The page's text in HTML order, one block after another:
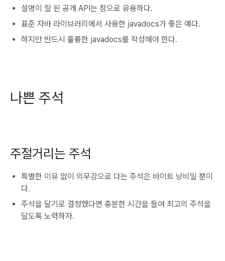
설명이 잘 된 공개 API는 참으로 유용하다.
표준 자바 라이브러리에서 사용한 javadocs가 좋은 예다.
하지만 반드시 훌륭한 javadocs를 작성해야 한다.
나쁜 주석
주절거리는 주석
특별한 이유 없이 의무감으로 다는 주석은 바이트 낭비일 뿐이
다.
주석을 달기로 결정했다면 충분한 시간을 들여 최고의 주석을
달도록 노력하자.